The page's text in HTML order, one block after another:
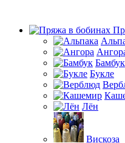
Бамбук
Букле
Лён
Вискоза